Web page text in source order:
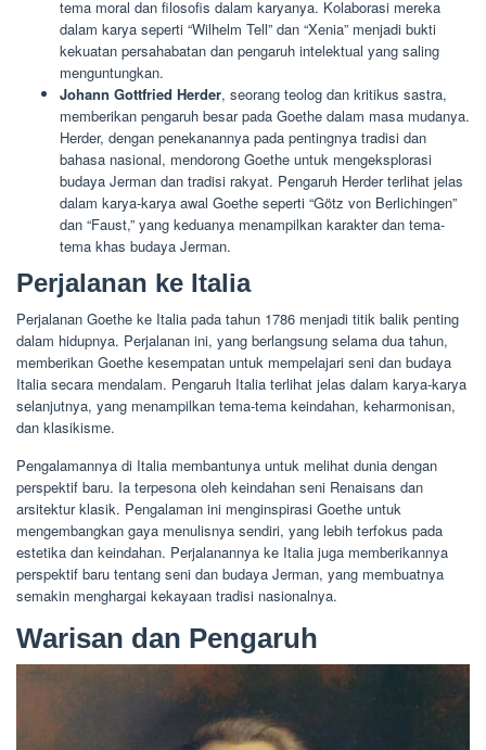
tema moral dan filosofis dalam karyanya. Kolaborasi mereka
dalam karya seperti “Wilhelm Tell” dan “Xenia” menjadi bukti
kekuatan persahabatan dan pengaruh intelektual yang saling
menguntungkan.
Johann Gottfried Herder, seorang teolog dan kritikus sastra,
memberikan pengaruh besar pada Goethe dalam masa mudanya.
Herder, dengan penekanannya pada pentingnya tradisi dan
bahasa nasional, mendorong Goethe untuk mengeksplorasi
budaya Jerman dan tradisi rakyat. Pengaruh Herder terlihat jelas
dalam karya-karya awal Goethe seperti “Götz von Berlichingen”
dan “Faust,” yang keduanya menampilkan karakter dan tema-
tema khas budaya Jerman.
Perjalanan ke Italia
Perjalanan Goethe ke Italia pada tahun 1786 menjadi titik balik penting
dalam hidupnya. Perjalanan ini, yang berlangsung selama dua tahun,
memberikan Goethe kesempatan untuk mempelajari seni dan budaya
Italia secara mendalam. Pengaruh Italia terlihat jelas dalam karya-karya
selanjutnya, yang menampilkan tema-tema keindahan, keharmonisan,
dan klasikisme.
Pengalamannya di Italia membantunya untuk melihat dunia dengan
perspektif baru. Ia terpesona oleh keindahan seni Renaisans dan
arsitektur klasik. Pengalaman ini menginspirasi Goethe untuk
mengembangkan gaya menulisnya sendiri, yang lebih terfokus pada
estetika dan keindahan. Perjalanannya ke Italia juga memberikannya
perspektif baru tentang seni dan budaya Jerman, yang membuatnya
semakin menghargai kekayaan tradisi nasionalnya.
Warisan dan Pengaruh